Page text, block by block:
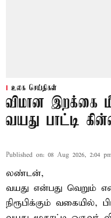
உலக செய்திகள்
விமான இறக்கை
வயது பாட்டி
Published on: 08 Aug 2026, 2:04
லண்டன்,
வயது என்பது வெறும்
நிரூபிக்கும் வகையில்,